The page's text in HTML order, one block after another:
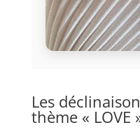
Les
thème « LOVE